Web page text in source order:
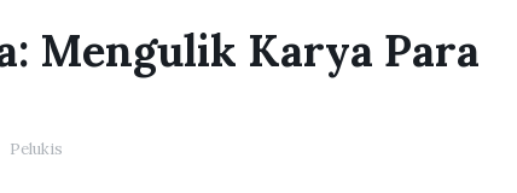
Mengulik Karya Para
Pelukis